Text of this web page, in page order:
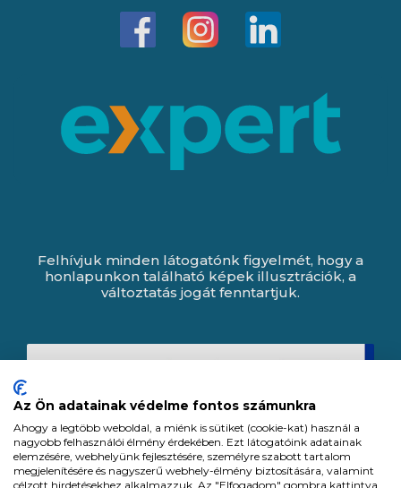
Felhívjuk minden látogatónk figyelmét, hogy a
honlapunkon található képek illusztrációk, a
változtatás jogát fenntartjuk.
Az Ön adatainak védelme fontos számunkra
Ahogy a legtöbb weboldal, a miénk is sütiket (cookie-kat) használ a
nagyobb felhasználói élmény érdekében. Ezt látogatóink adatainak
elemzésére, webhelyünk fejlesztésére, személyre szabott tartalom
megjelenítésére és nagyszerű webhely-élmény biztosítására, valamint
célzott hirdetésekhez alkalmazzuk. Az "Elfogadom" gombra kattintva